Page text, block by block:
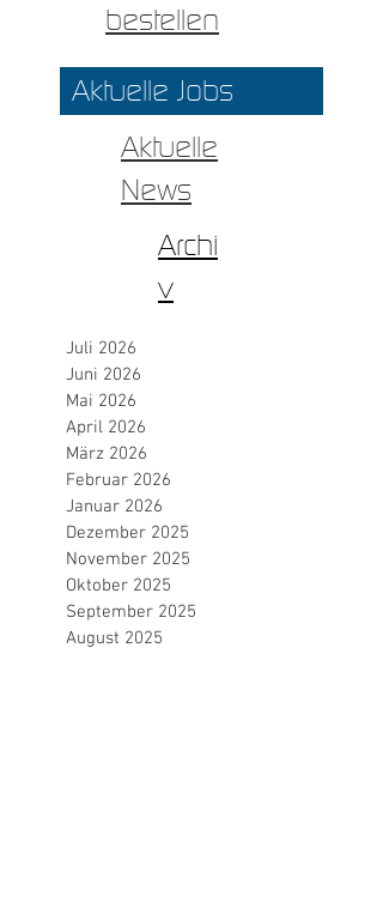
bestellen
Aktuelle Jobs
Aktuelle
News
Archi
v
Juli 2026
Juni 2026
Mai 2026
April 2026
März 2026
Februar 2026
Januar 2026
Dezember 2025
November 2025
Oktober 2025
September 2025
August 2025